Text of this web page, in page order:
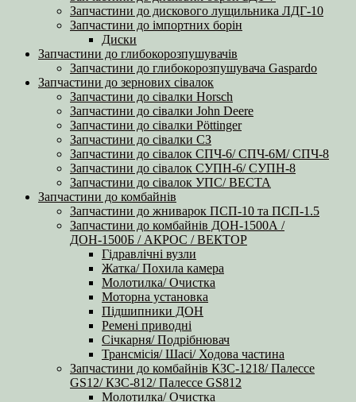
Запчастини до дискового лущильника ЛДГ-10
Запчастини до імпортних борін
Диски
Запчастини до глибокорозпушувачів
Запчастини до глибокорозпушувача Gaspardo
Запчастини до зернових сівалок
Запчастини до сівалки Horsch
Запчастини до сівалки John Deere
Запчастини до сівалки Pöttinger
Запчастини до сівалки СЗ
Запчастини до сівалок СПЧ-6/ СПЧ-6М/ СПЧ-8
Запчастини до сівалок СУПН-6/ СУПН-8
Запчастини до сівалок УПС/ ВЕСТА
Запчастини до комбайнів
Запчастини до жниварок ПСП-10 та ПСП-1.5
Запчастини до комбайнів ДОН-1500А /
ДОН-1500Б / АКРОС / ВЕКТОР
Гідравлічні вузли
Жатка/ Похила камера
Молотилка/ Очистка
Моторна установка
Підшипники ДОН
Ремені приводні
Січкарня/ Подрібнювач
Трансмісія/ Шасі/ Ходова частина
Запчастини до комбайнів КЗС-1218/ Палессе
GS12/ КЗС-812/ Палессе GS812
Молотилка/ Очистка